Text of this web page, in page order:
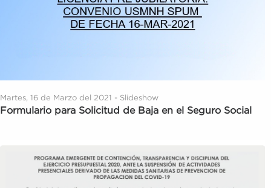
Martes, 16 de Marzo del 2021 - Slideshow
Formulario para Solicitud de Baja en el Seguro Social